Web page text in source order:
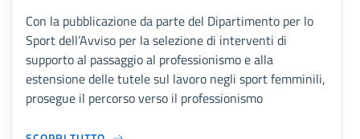
Con la pubblicazione da parte del Dipartimento per lo
Sport dell’Avviso per la selezione di interventi di
supporto al passaggio al professionismo e alla
estensione delle tutele sul lavoro negli sport femminili,
prosegue il percorso verso il professionismo